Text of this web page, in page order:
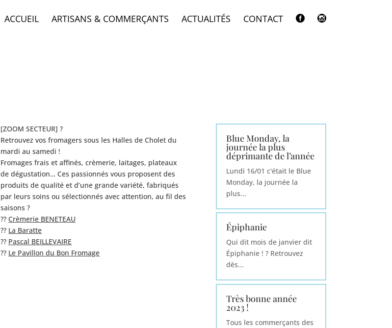
ACCUEIL ARTISANS & COMMERÇANTS ACTUALITÉS CONTACT  
[ZOOM SECTEUR] ?
Retrouvez vos fromagers sous les Halles de Cholet du
mardi au samedi !
Fromages frais et affinés, crèmerie, laitages, plateaux
de dégustation… Ces passionnés vous proposent des
produits de qualité et d’une grande variété, fabriqués
par leurs soins ou sélectionnés avec attention, au fil des
saisons ?
??Crèmerie BENETEAU
?? La Baratte
?? Pascal BEILLEVAIRE
?? Le Pavillon du Bon Fromage
Blue Monday, la
journée la plus
déprimante de l’année
Lundi 16/01 c'était le Blue
Monday, la journée la
plus...
Épiphanie
Qui dit mois de janvier dit
Épiphanie ! ? Retrouvez
dès...
Très bonne année
2023 !
Tous les commerçants des